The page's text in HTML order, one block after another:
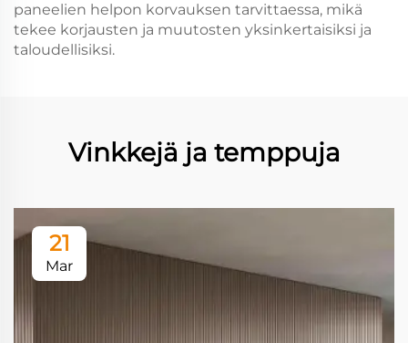
paneelien helpon korvauksen tarvittaessa, mikä
tekee korjausten ja muutosten yksinkertaisiksi ja
taloudellisiksi.
Vinkkejä ja temppuja
21
Mar